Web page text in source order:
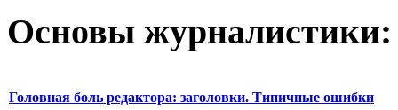
Основы журналистики:
Головная боль редактора: заголовки. Типичные ошибки